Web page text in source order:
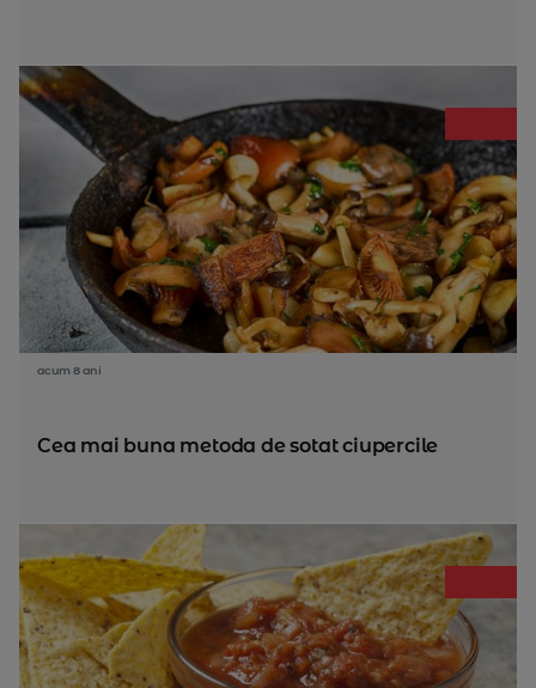
acum 8 ani
Cea mai buna metoda de sotat ciupercile